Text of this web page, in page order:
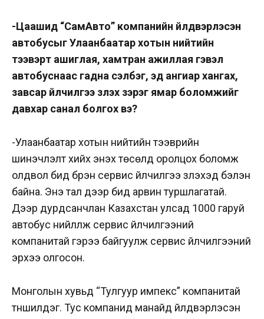
-Цаашид “СамАвто” компанийн үйлдвэрлэсэн
автобусыг Улаанбаатар хотын нийтийн
тээвэрт ашиглая, хамтран ажиллая гэвэл
автобуснаас гадна сэлбэг, эд ангиар хангах,
завсар үйлчилгээ үзүүлэх зэрэг ямар боломжийг
давхар санал болгох вэ?
-Улаанбаатар хотын нийтийн тээврийн
шинэчлэлт хийх энэхүү төсөлд оролцох боломж
олдвол бид бүрэн сервис үйлчилгээ үзүүлэхэд бэлэн
байна. Энэ тал дээр бид арвин туршлагатай.
Дээр дурдсанчлан Казахстан улсад 1000 гаруй
автобус нийлүүлж сервис үйлчилгээний
компанитай гэрээ байгуулж сервис үйлчилгээний
эрхээ олгосон.
Монголын хувьд “Тулгуур импекс” компанитай
түншилдэг. Тус компанид манайд үйлдвэрлэсэн